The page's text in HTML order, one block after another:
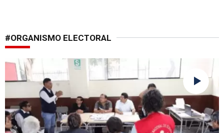
#ORGANISMO ELECTORAL
Decisión tajante